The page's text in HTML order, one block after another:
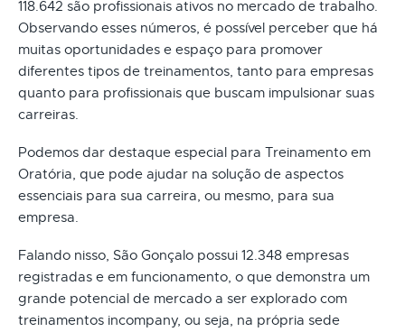
118.642 são profissionais ativos no mercado de trabalho.
Observando esses números, é possível perceber que há
muitas oportunidades e espaço para promover
diferentes tipos de treinamentos, tanto para empresas
quanto para profissionais que buscam impulsionar suas
carreiras.
Podemos dar destaque especial para Treinamento em
Oratória, que pode ajudar na solução de aspectos
essenciais para sua carreira, ou mesmo, para sua
empresa.
Falando nisso, São Gonçalo possui 12.348 empresas
registradas e em funcionamento, o que demonstra um
grande potencial de mercado a ser explorado com
treinamentos incompany, ou seja, na própria sede